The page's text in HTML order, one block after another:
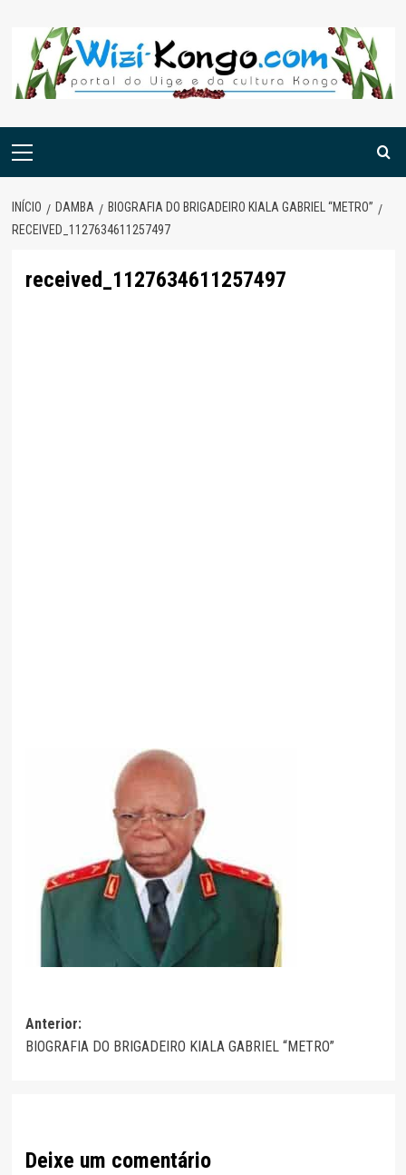
content
Menu
INÍCIO DAMBA
BIOGRAFIA DO BRIGADEIRO KIALA GABRIEL “METRO”
RECEIVED_1127634611257497
received_1127634611257497
Navegação
de
Anterior:
BIOGRAFIA DO BRIGADEIRO KIALA GABRIEL “METRO”
Deixe um comentário